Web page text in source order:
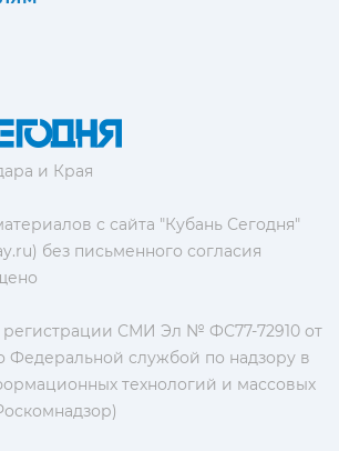
и Края
с сайта "Кубань Сегодня"
без письменного согласия
регистрации СМИ Эл № ФС77-72910 от
Федеральной службой по надзору в
технологий и массовых